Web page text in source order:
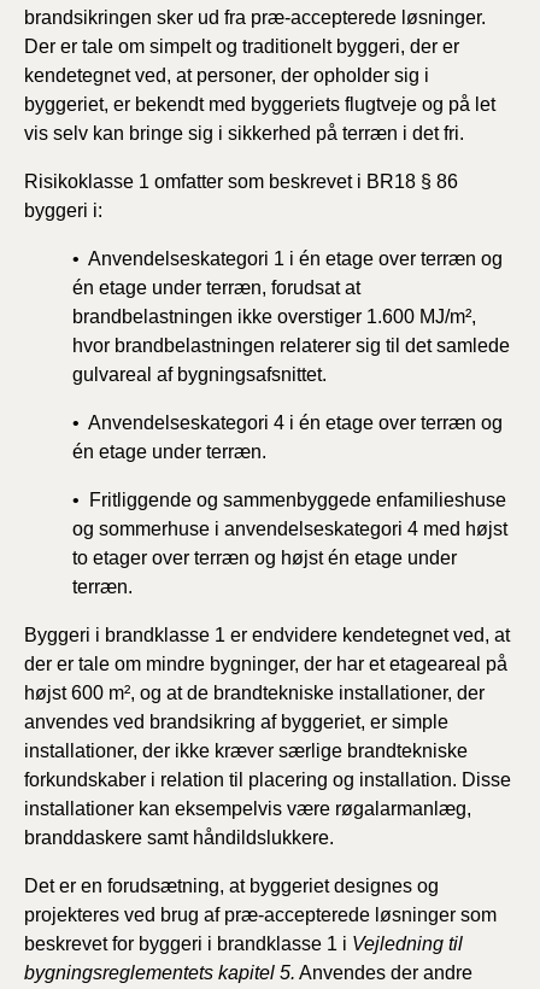
brandsikringen sker ud fra præ-accepterede løsninger.
Der er tale om simpelt og traditionelt byggeri, der er
kendetegnet ved, at personer, der opholder sig i
byggeriet, er bekendt med byggeriets flugtveje og på let
vis selv kan bringe sig i sikkerhed på terræn i det fri.
Risikoklasse 1 omfatter som beskrevet i BR18 § 86
byggeri i:
• Anvendelseskategori 1 i én etage over terræn og
én etage under terræn, forudsat at
brandbelastningen ikke overstiger 1.600 MJ/m²,
hvor brandbelastningen relaterer sig til det samlede
gulvareal af bygningsafsnittet.
• Anvendelseskategori 4 i én etage over terræn og
én etage under terræn.
• Fritliggende og sammenbyggede enfamilieshuse
og sommerhuse i anvendelseskategori 4 med højst
to etager over terræn og højst én etage under
terræn.
Byggeri i brandklasse 1 er endvidere kendetegnet ved, at
der er tale om mindre bygninger, der har et etageareal på
højst 600 m², og at de brandtekniske installationer, der
anvendes ved brandsikring af byggeriet, er simple
installationer, der ikke kræver særlige brandtekniske
forkundskaber i relation til placering og installation. Disse
installationer kan eksempelvis være røgalarmanlæg,
branddaskere samt håndildslukkere.
Det er en forudsætning, at byggeriet designes og
projekteres ved brug af præ-accepterede løsninger som
beskrevet for byggeri i brandklasse 1 i Vejledning til
bygningsreglementets kapitel 5. Anvendes der andre